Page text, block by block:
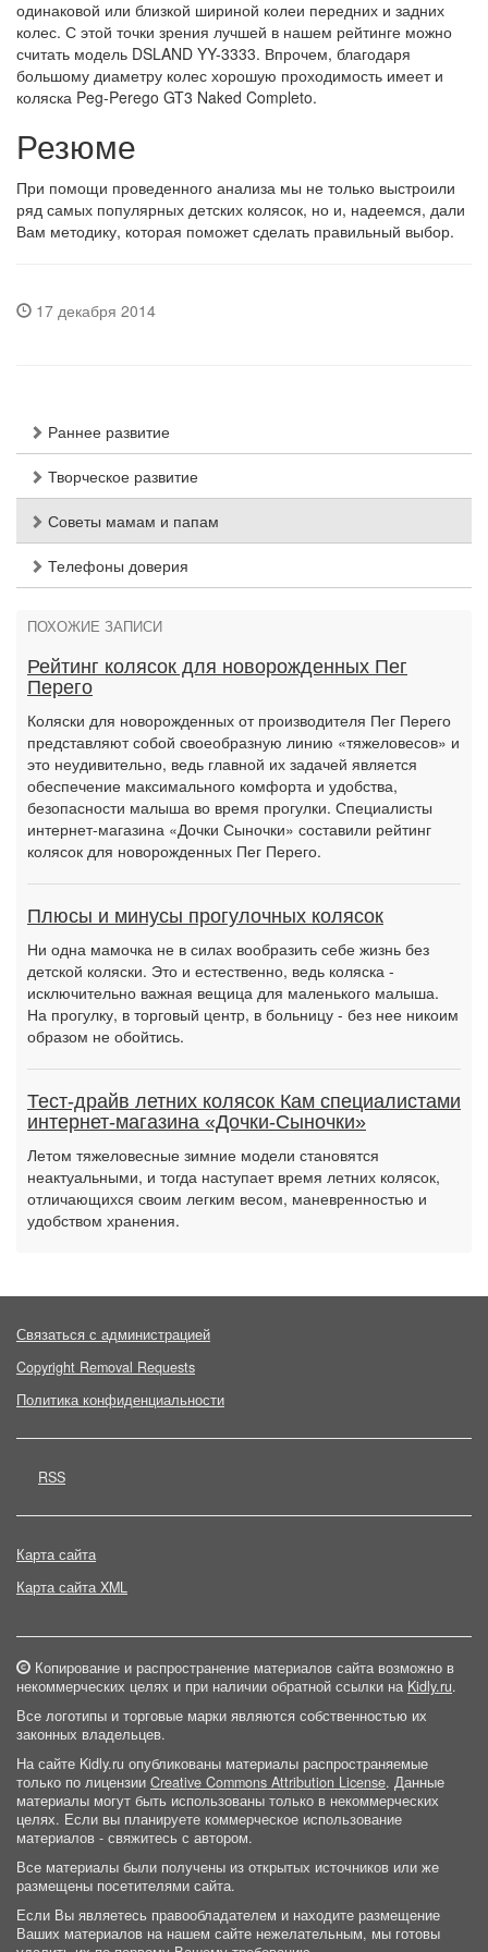
одинаковой или близкой шириной колеи передних и задних
колес. С этой точки зрения лучшей в нашем рейтинге можно
считать модель DSLAND YY-3333. Впрочем, благодаря
большому диаметру колес хорошую проходимость имеет и
коляска Peg-Perego GT3 Naked Completo.
Резюме
При помощи проведенного анализа мы не только выстроили
ряд самых популярных детских колясок, но и, надеемся, дали
Вам методику, которая поможет сделать правильный выбор.
17 декабря 2014
Раннее развитие
Творческое развитие
Советы мамам и папам
Телефоны доверия
ПОХОЖИЕ ЗАПИСИ
Рейтинг колясок для новорожденных Пег
Перего
Коляски для новорожденных от производителя Пег Перего
представляют собой своеобразную линию «тяжеловесов» и
это неудивительно, ведь главной их задачей является
обеспечение максимального комфорта и удобства,
безопасности малыша во время прогулки. Специалисты
интернет-магазина «Дочки Сыночки» составили рейтинг
колясок для новорожденных Пег Перего.
Плюсы и минусы прогулочных колясок
Ни одна мамочка не в силах вообразить себе жизнь без
детской коляски. Это и естественно, ведь коляска -
исключительно важная вещица для маленького малыша.
На прогулку, в торговый центр, в больницу - без нее никоим
образом не обойтись.
Тест-драйв летних колясок Кам специалистами
интернет-магазина «Дочки-Сыночки»
Летом тяжеловесные зимние модели становятся
неактуальными, и тогда наступает время летних колясок,
отличающихся своим легким весом, маневренностью и
удобством хранения.
Связаться с администрацией
Copyright Removal Requests
Политика конфиденциальности
RSS
Карта сайта
Карта сайта XML
Копирование и распространение материалов сайта возможно в
некоммерческих целях и при наличии обратной ссылки на Kidly.ru.
Все логотипы и торговые марки являются собственностью их
законных владельцев.
На сайте Kidly.ru опубликованы материалы распространяемые
только по лицензии Creative Commons Attribution License. Данные
материалы могут быть использованы только в некоммерческих
целях. Если вы планируете коммерческое использование
материалов - свяжитесь с автором.
Все материалы были получены из открытых источников или же
размещены посетителями сайта.
Если Вы являетесь правообладателем и находите размещение
Ваших материалов на нашем сайте нежелательным, мы готовы